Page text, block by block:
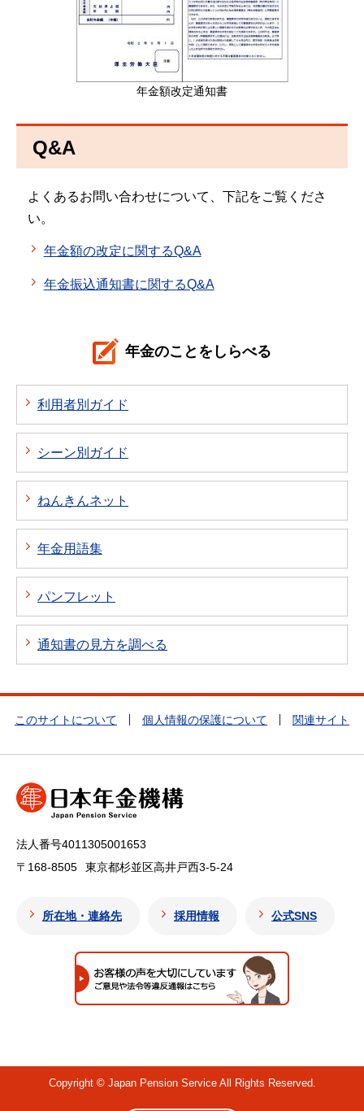
年金額改定通知書
Q&A
よくあるお問い合わせについて、下記をご覧くださ
い。
年金額の改定に関するQ&A
年金振込通知書に関するQ&A
年金のことをしらべる
利用者別ガイド
シーン別ガイド
ねんきんネット
年金用語集
パンフレット
通知書の見方を調べる
このサイトについて 個人情報の保護について 関連サイト
法人番号4011305001653
〒168-8505
東京都杉並区高井戸西3-5-24
所在地・連絡先 採用情報 公式SNS
Copyright © Japan Pension Service All Rights Reserved.